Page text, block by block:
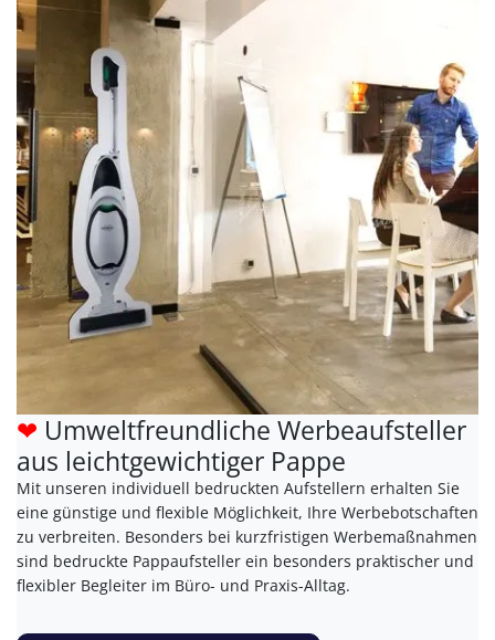
❤ Umweltfreundliche Werbeaufsteller
aus leichtgewichtiger Pappe
Mit unseren individuell bedruckten Aufstellern erhalten Sie
eine günstige und flexible Möglichkeit, Ihre Werbebotschaften
zu verbreiten. Besonders bei kurzfristigen Werbemaßnahmen
sind bedruckte Pappaufsteller ein besonders praktischer und
flexibler Begleiter im Büro- und Praxis-Alltag.